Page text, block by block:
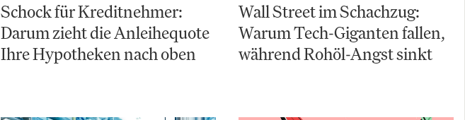
Schock für Kreditnehmer:
Darum zieht die Anleihequote
Ihre Hypotheken nach oben
Wall Street im Schachzug:
Warum Tech-Giganten fallen,
während Rohöl-Angst sinkt